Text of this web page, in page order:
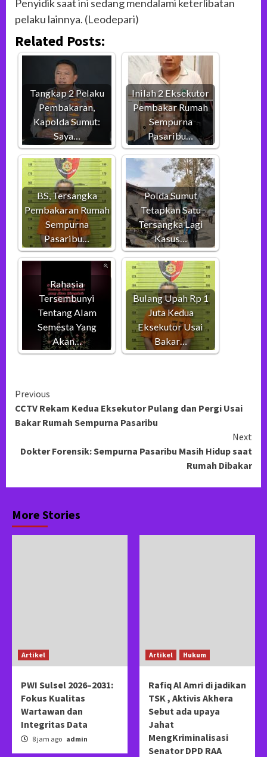
Penyidik saat ini sedang mendalami keterlibatan
pelaku lainnya. (Leodepari)
Related Posts:
Tangkap 2 Pelaku
Pembakaran,
Kapolda Sumut:
Saya…
Inilah 2 Eksekutor
Pembakar Rumah
Sempurna
Pasaribu…
BS, Tersangka
Pembakaran Rumah
Sempurna
Pasaribu…
Polda Sumut
Tetapkan Satu
Tersangka Lagi
Kasus…
Rahasia
Tersembunyi
Tentang Alam
Semesta Yang
Akan…
Bulang Upah Rp 1
Juta Kedua
Eksekutor Usai
Bakar…
Continue
Reading
Previous
CCTV Rekam Kedua Eksekutor Pulang dan Pergi Usai
Bakar Rumah Sempurna Pasaribu
Next
Dokter Forensik: Sempurna Pasaribu Masih Hidup saat
Rumah Dibakar
More Stories
Artikel
PWI Sulsel 2026–2031:
Fokus Kualitas
Wartawan dan
Integritas Data
8 jam ago admin
Artikel Hukum
Rafiq Al Amri di jadikan
TSK , Aktivis Akhera
Sebut ada upaya
Jahat
MengKriminalisasi
Senator DPD RAA